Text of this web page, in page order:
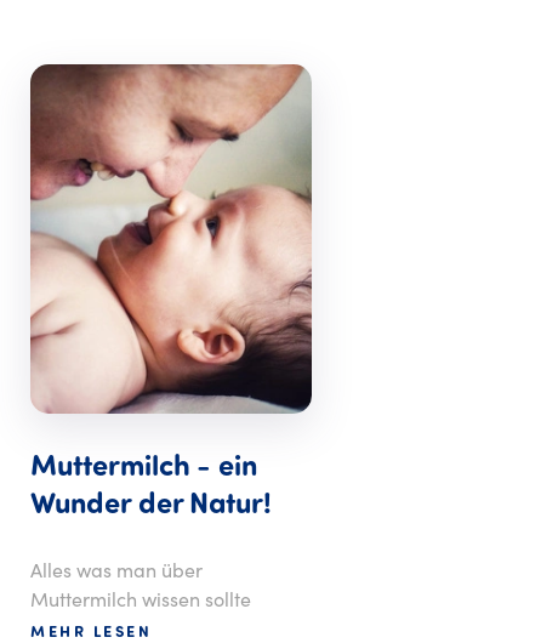
Muttermilch - ein
Wunder der Natur!
Alles was man über
Muttermilch wissen sollte
MEHR LESEN